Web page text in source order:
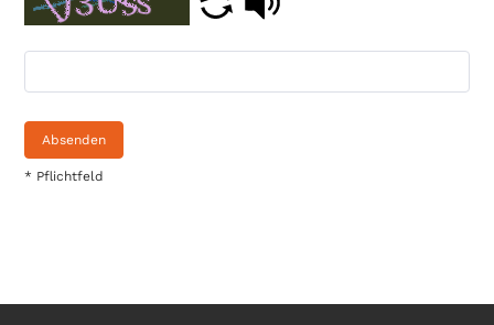
Absenden
* Pflichtfeld